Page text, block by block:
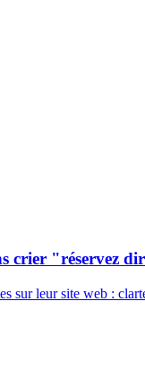
crier "réservez
sur leur site web :